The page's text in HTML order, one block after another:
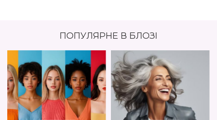
ПОПУЛЯРНЕ В БЛОЗІ